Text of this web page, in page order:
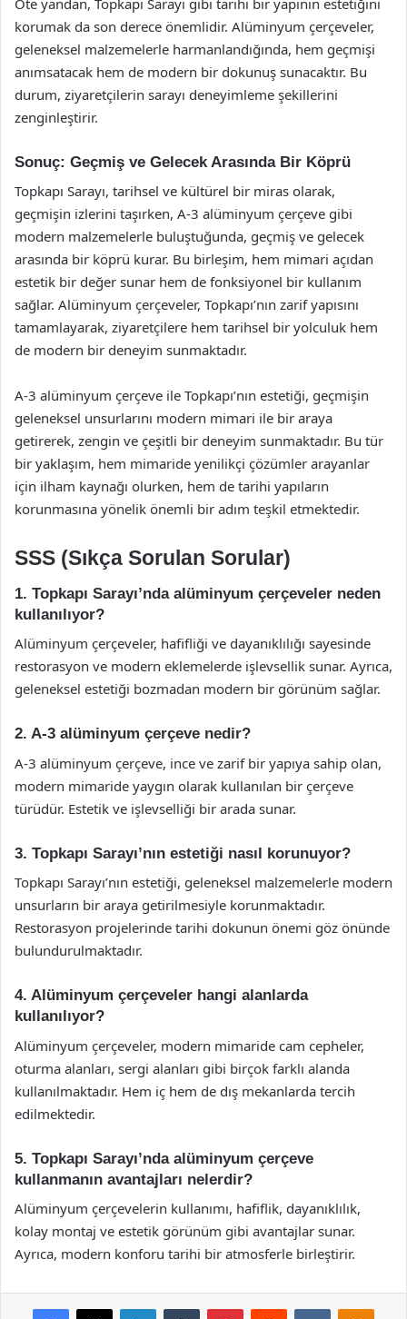
korumak da son derece önemlidir. Alüminyum çerçeveler,
geleneksel malzemelerle harmanlandığında, hem geçmişi
anımsatacak hem de modern bir dokunuş sunacaktır. Bu
durum, ziyaretçilerin sarayı deneyimleme şekillerini
zenginleştirir.
Sonuç: Geçmiş ve Gelecek Arasında Bir Köprü
Topkapı Sarayı, tarihsel ve kültürel bir miras olarak,
geçmişin izlerini taşırken, A-3 alüminyum çerçeve gibi
modern malzemelerle buluştuğunda, geçmiş ve gelecek
arasında bir köprü kurar. Bu birleşim, hem mimari açıdan
estetik bir değer sunar hem de fonksiyonel bir kullanım
sağlar. Alüminyum çerçeveler, Topkapı’nın zarif yapısını
tamamlayarak, ziyaretçilere hem tarihsel bir yolculuk hem
de modern bir deneyim sunmaktadır.
A-3 alüminyum çerçeve ile Topkapı’nın estetiği, geçmişin
geleneksel unsurlarını modern mimari ile bir araya
getirerek, zengin ve çeşitli bir deneyim sunmaktadır. Bu tür
bir yaklaşım, hem mimaride yenilikçi çözümler arayanlar
için ilham kaynağı olurken, hem de tarihi yapıların
korunmasına yönelik önemli bir adım teşkil etmektedir.
SSS (Sıkça Sorulan Sorular)
1. Topkapı Sarayı’nda alüminyum çerçeveler neden
kullanılıyor?
Alüminyum çerçeveler, hafifliği ve dayanıklılığı sayesinde
restorasyon ve modern eklemelerde işlevsellik sunar. Ayrıca,
geleneksel estetiği bozmadan modern bir görünüm sağlar.
2. A-3 alüminyum çerçeve nedir?
A-3 alüminyum çerçeve, ince ve zarif bir yapıya sahip olan,
modern mimaride yaygın olarak kullanılan bir çerçeve
türüdür. Estetik ve işlevselliği bir arada sunar.
3. Topkapı Sarayı’nın estetiği nasıl korunuyor?
Topkapı Sarayı’nın estetiği, geleneksel malzemelerle modern
unsurların bir araya getirilmesiyle korunmaktadır.
Restorasyon projelerinde tarihi dokunun önemi göz önünde
bulundurulmaktadır.
4. Alüminyum çerçeveler hangi alanlarda
kullanılıyor?
Alüminyum çerçeveler, modern mimaride cam cepheler,
oturma alanları, sergi alanları gibi birçok farklı alanda
kullanılmaktadır. Hem iç hem de dış mekanlarda tercih
edilmektedir.
5. Topkapı Sarayı’nda alüminyum çerçeve
kullanmanın avantajları nelerdir?
Alüminyum çerçevelerin kullanımı, hafiflik, dayanıklılık,
kolay montaj ve estetik görünüm gibi avantajlar sunar.
Ayrıca, modern konforu tarihi bir atmosferle birleştirir.
Facebook
X LinkedInTumblr PinterestReddit VKontakte